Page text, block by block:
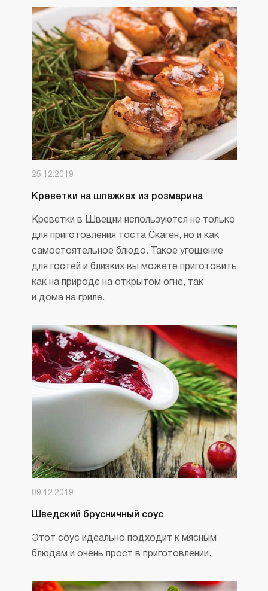
25.12.2019
Креветки на шпажках из розмарина
Креветки в Швеции используются не только
для приготовления тоста Скаген, но и как
самостоятельное блюдо. Такое угощение
для гостей и близких вы можете приготовить
как на природе на открытом огне, так
и дома на гриле.
09.12.2019
Шведский брусничный соус
Этот соус идеально подходит к мясным
блюдам и очень прост в приготовлении.